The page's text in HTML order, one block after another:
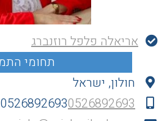
אריאלה פלפל רוזנברג
חולון, ישראל
05268926930526892693